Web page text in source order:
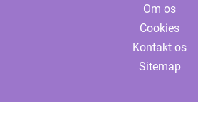
Om os
Cookies
Kontakt os
Sitemap